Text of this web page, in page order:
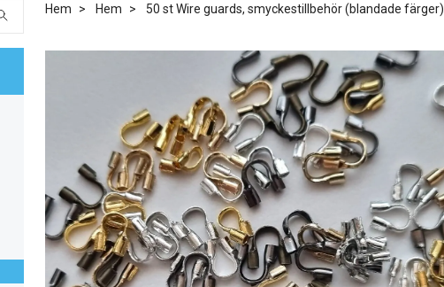
Hem Hem 50 st Wire guards, smyckestillbehör (blandade färger)